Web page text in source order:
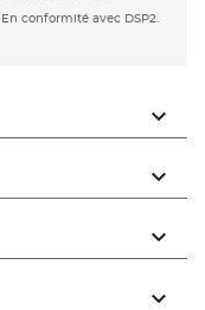
conformité avec DSP2.



